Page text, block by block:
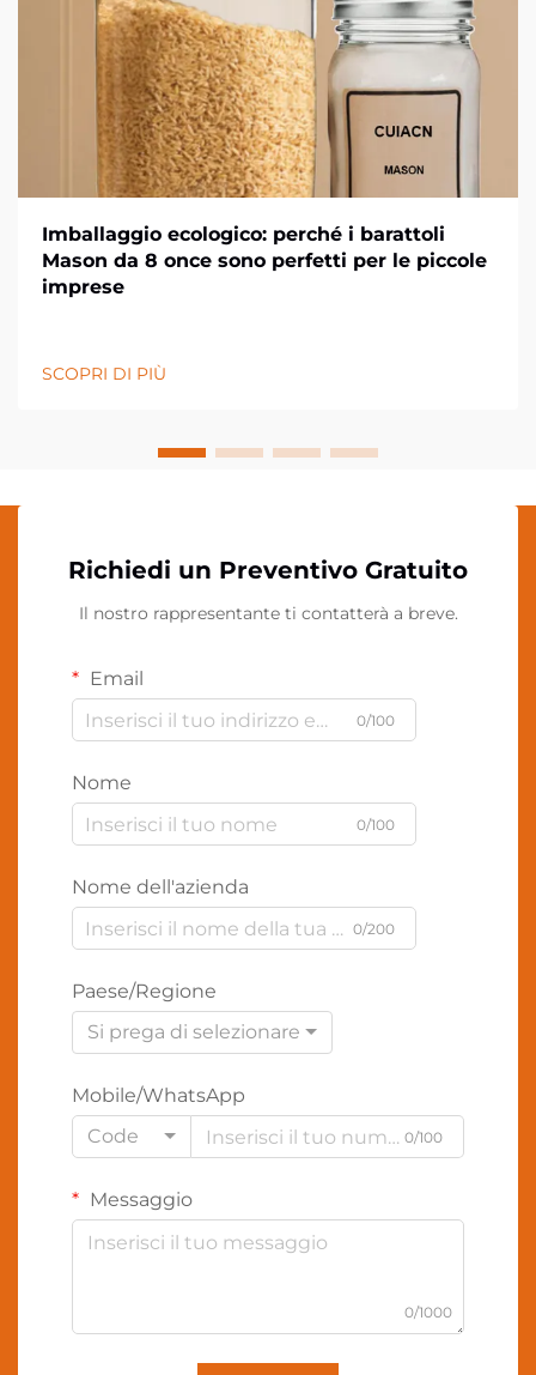
Imballaggio ecologico: perché i barattoli
Mason da 8 once sono perfetti per le piccole
imprese
SCOPRI DI PIÙ
Richiedi un Preventivo Gratuito
Il nostro rappresentante ti contatterà a breve.
Email
0/100
Nome
0/100
Nome dell'azienda
0/200
Paese/Regione
Si prega di selezionare
Mobile/WhatsApp
Code
0/100
Messaggio
0/1000